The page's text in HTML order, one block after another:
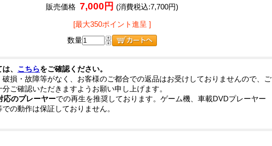
販売価格 7,000円 (消費税込:7,700円)
[最大350ポイント進呈 ]
数量
、 こちらをご確認ください。
損・故障等がなく、お客様のご都合での返品はお受けしておりませんので、ご
ご確認いただきますようお願い申し上げます。
応のプレーヤーでの再生を推奨しております。ゲーム機、車載DVDプレーヤー
での動作は保証しておりません。